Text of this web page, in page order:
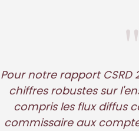
"
Pour notre rapport CSRD
chiffres robustes sur
compris les flux diffus
commissaire aux